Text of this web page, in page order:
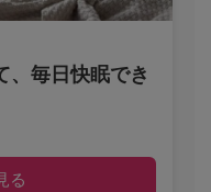
、毎日快眠でき
る